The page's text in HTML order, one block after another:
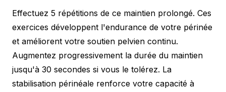
Effectuez 5 répétitions de ce maintien prolongé. Ces
exercices développent l'endurance de votre périnée
et améliorent votre soutien pelvien continu.
Augmentez progressivement la durée du maintien
jusqu'à 30 secondes si vous le tolérez. La
stabilisation périnéale renforce votre capacité à